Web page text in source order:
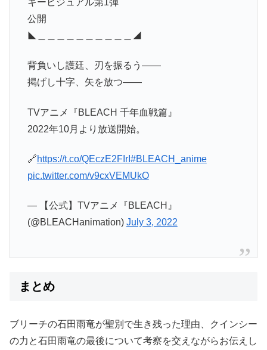
公開
◣＿＿＿＿＿＿＿＿＿＿◢
背負いし護廷、刃を振るう――
掲げし十字、矢を放つ――
TVアニメ『BLEACH 千年血戦篇』
2022年10月より放送開始。
🔗https://t.co/QEczE2FIrI #BLEACH_anime
pic.twitter.com/v9cxVEMUkO
— 【公式】TVアニメ『BLEACH』
(@BLEACHanimation) July 3, 2022
まとめ
ブリーチの石田雨竜が聖別で生き残った理由、クインシー
の力と石田雨竜の最後について考察を交えながらお伝えし